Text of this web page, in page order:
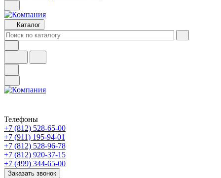
Каталог
Телефоны
+7 (812) 528-65-00
+7 (911) 195-94-01
+7 (812) 528-96-78
+7 (812) 920-37-15
+7 (499) 344-65-00
Заказать звонок